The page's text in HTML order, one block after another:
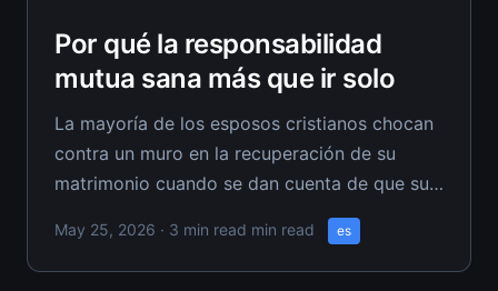
Por qué la responsabilidad
mutua sana más que ir solo
La mayoría de los esposos cristianos chocan
contra un muro en la recuperación de su
matrimonio cuando se dan cuenta de que su
transformación en solitario no es suficiente.
Han hecho el trabajo duro consigo mismos,
pero su esposa continúa con patrones
May 25, 2026 · 3 min read min read es